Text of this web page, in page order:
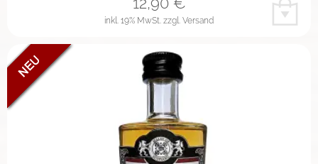
inkl. 19% MwSt. zzgl. Versand